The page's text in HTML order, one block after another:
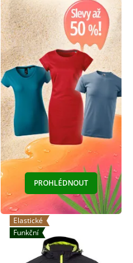
PROHLÉDNOUT
Elastické
Funkční